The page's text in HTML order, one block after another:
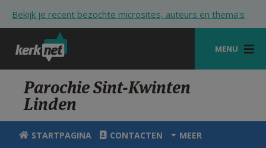
Bekijk je recent bezochte microsites, auteurs en thema's
MENU
STARTPAGINA
KERK
VIERINGEN
Parochie Sint-Kwinten
Linden
STARTPAGINA CONTACTEN MEER